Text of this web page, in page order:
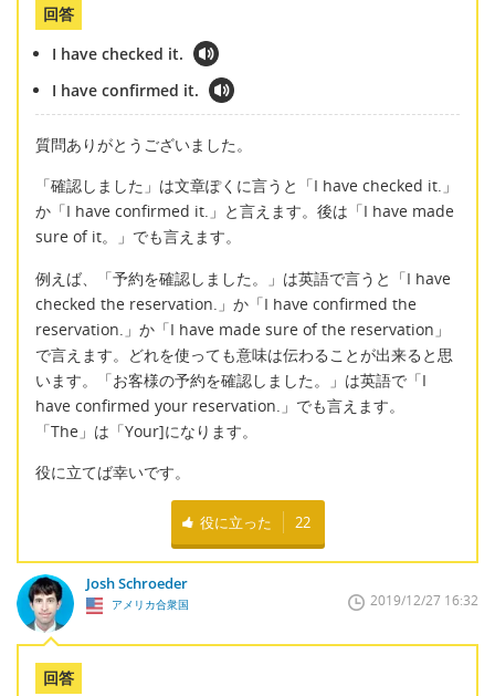
回答
I have checked it.
I have confirmed it.
質問ありがとうございました。
「確認しました」は文章ぽくに言うと「I have checked it.」
か「I have confirmed it.」と言えます。後は「I have made
sure of it。」でも言えます。
例えば、「予約を確認しました。」は英語で言うと「I have
checked the reservation.」か「I have confirmed the
reservation.」か「I have made sure of the reservation」
で言えます。どれを使っても意味は伝わることが出来ると思
います。「お客様の予約を確認しました。」は英語で「I
have confirmed your reservation.」でも言えます。
「The」は「Your]になります。
役に立てば幸いです。
役に立った 22
Josh Schroeder
アメリカ合衆国 2019/12/27 16:32
回答